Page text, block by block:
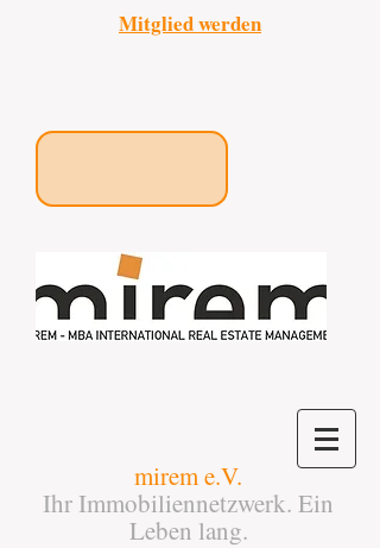
Mitglied werden
mirem e.V.
Ihr Immobiliennetzwerk. Ein
Leben lang.